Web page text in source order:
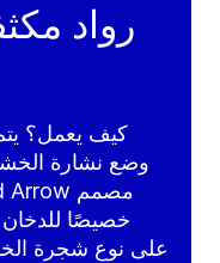
كيف يعمل؟
وضع نشارة
خصيصًا للدخان
على نوع شجرة